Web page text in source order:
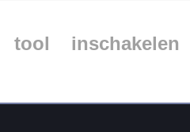
tool
inschakelen